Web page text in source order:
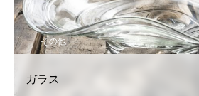
その他
ガラス